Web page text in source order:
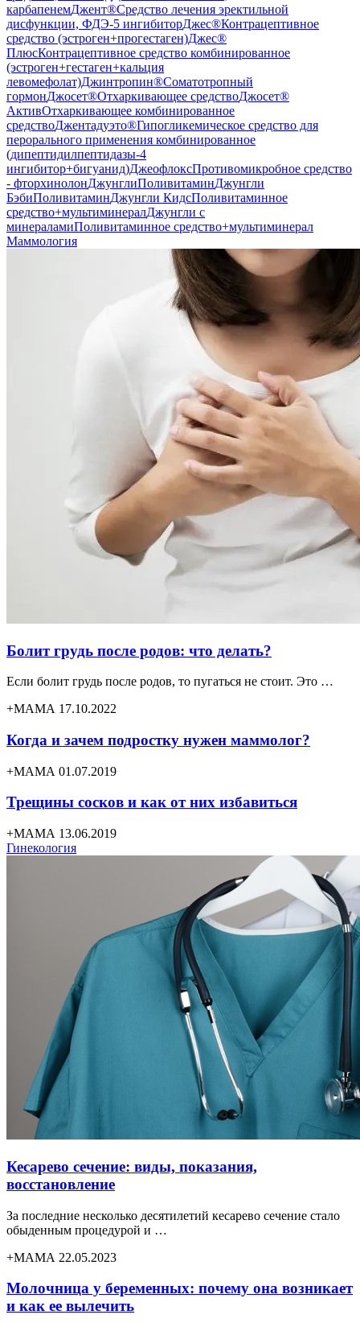
карбапенемДжент®Средство лечения эректильной
дисфункции, ФДЭ-5 ингибиторДжес®Контрацептивное
средство (эстроген+прогестаген)Джес®
ПлюсКонтрацептивное средство комбинированное
(эстроген+гестаген+кальция
левомефолат)Джинтропин®Соматотропный
гормонДжосет®Отхаркивающее средствоДжосет®
АктивОтхаркивающее комбинированное
средствоДжентадуэто®Гипогликемическое средство для
перорального применения комбинированное
(дипептидилпептидазы-4
ингибитор+бигуанид)ДжеофлоксПротивомикробное средство
- фторхинолонДжунглиПоливитаминДжунгли
БэбиПоливитаминДжунгли КидсПоливитаминное
средство+мультиминералДжунгли с
минераламиПоливитаминное средство+мультиминерал
Маммология
Болит грудь после родов: что делать?
Если болит грудь после родов, то пугаться не стоит. Это …
+МАМА 17.10.2022
Когда и зачем подростку нужен маммолог?
+МАМА 01.07.2019
Трещины сосков и как от них избавиться
+МАМА 13.06.2019
Гинекология
Кесарево сечение: виды, показания,
восстановление
За последние несколько десятилетий кесарево сечение стало
обыденным процедурой и …
+МАМА 22.05.2023
Молочница у беременных: почему она возникает
и как ее вылечить